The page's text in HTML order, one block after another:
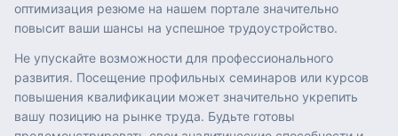
оптимизация резюме на нашем портале значительно
повысит ваши шансы на успешное трудоустройство.
Не упускайте возможности для профессионального
развития. Посещение профильных семинаров или курсов
повышения квалификации может значительно укрепить
вашу позицию на рынке труда. Будьте готовы